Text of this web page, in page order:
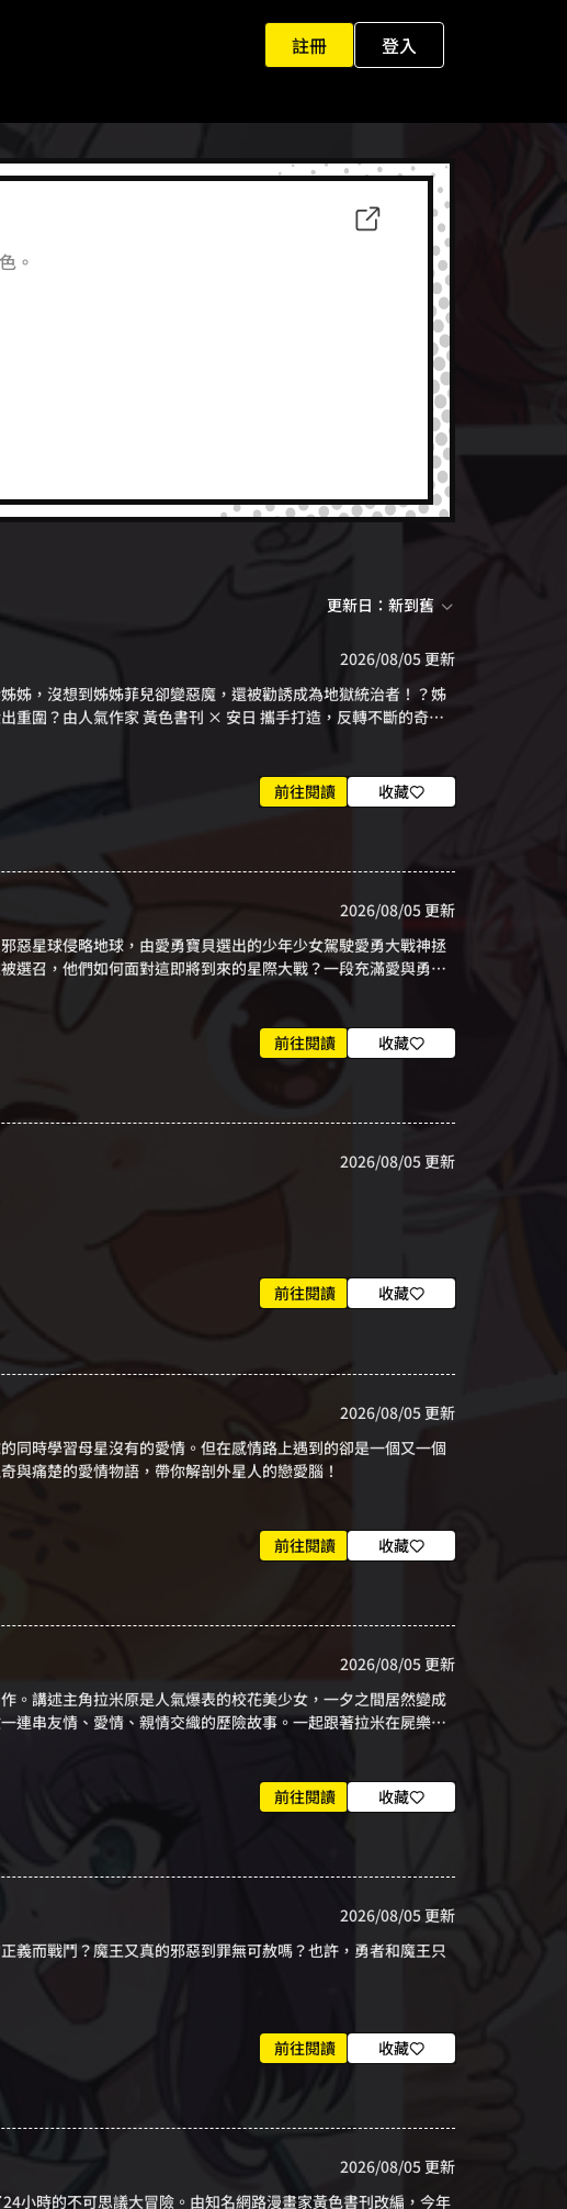
註冊
登入
。
更新日：新到舊
2026/08/05 更新
姊，沒想到姊姊菲兒卻變惡魔，還被勸誘成為地獄統治者！？姊
重圍？由人氣作家 黃色書刊 × 安日 攜手打造，反轉不斷的奇幻
前往閱讀 收藏
2026/08/05 更新
惡星球侵略地球，由愛勇寶貝選出的少年少女駕駛愛勇大戰神拯
選召，他們如何面對這即將到來的星際大戰？一段充滿愛與勇氣
前往閱讀 收藏
2026/08/05 更新
前往閱讀 收藏
2026/08/05 更新
同時學習母星沒有的愛情。但在感情路上遇到的卻是一個又一個
與痛楚的愛情物語，帶你解剖外星人的戀愛腦！
前往閱讀 收藏
2026/08/05 更新
。講述主角拉米原是人氣爆表的校花美少女，一夕之間居然變成
連串友情、愛情、親情交織的歷險故事。一起跟著拉米在屍樂園
前往閱讀 收藏
2026/08/05 更新
而戰鬥？魔王又真的邪惡到罪無可赦嗎？也許，勇者和魔王只
前往閱讀 收藏
2026/08/05 更新
小時的不可思議大冒險。由知名網路漫畫家黃色書刊改編，今年